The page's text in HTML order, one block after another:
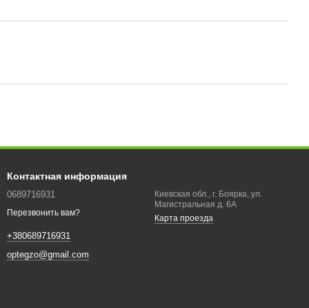
Контактная информация
0689716931
Перезвонить вам?
+380689716931
optegzo@gmail.com
Киевская обл., г. Боярка, ул.
Магистральная д. 6А
Карта проезда